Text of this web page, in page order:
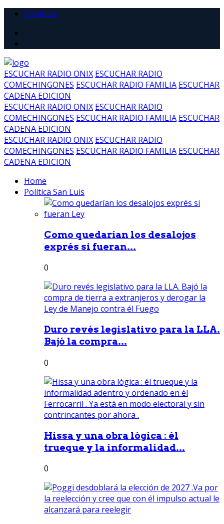
Contacto
ESCUCHAR RADIO ONIX ESCUCHAR RADIO
COMECHINGONES ESCUCHAR RADIO FAMILIA ESCUCHAR
CADENA EDICION
ESCUCHAR RADIO ONIX ESCUCHAR RADIO
COMECHINGONES ESCUCHAR RADIO FAMILIA ESCUCHAR
CADENA EDICION
ESCUCHAR RADIO ONIX ESCUCHAR RADIO
COMECHINGONES ESCUCHAR RADIO FAMILIA ESCUCHAR
CADENA EDICION
Home
Política San Luis
Como quedarían los desalojos
exprés si fueran...
0
Duro revés legislativo para la LLA.
Bajó la compra...
0
Hissa y una obra lógica : él
trueque y la informalidad...
0